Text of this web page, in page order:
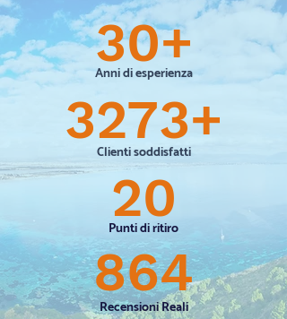
30+
Anni di esperienza
3273+
Clienti soddisfatti
20
Punti di ritiro
864
Recensioni Reali